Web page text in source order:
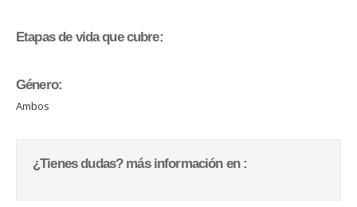
Etapas de vida que cubre:
Género:
Ambos
¿Tienes dudas? más información en :